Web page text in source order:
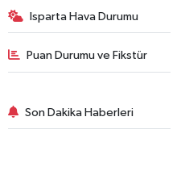
Isparta Hava Durumu
Puan Durumu ve Fikstür
Son Dakika Haberleri